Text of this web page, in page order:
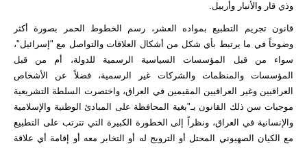
وذي قار والأنبار وأربيل.
قانون تجريم التطبيع بمواده العشر، رسم الخطوط الحمر بصورة أكثر
وضوحاً في ما يرتبط بأي شكل من أشكال العلاقات والتواصل مع "إسرائيل"،
سواء من قبل المؤسسات السياسية الرسمية للدولة، أم من قبل
المؤسسات والمنظمات والشركات غير الرسمية، فضلاً عن الأشخاص
العراقيين وغير العراقيين المقيمين في العراق، واختصرت السلطة التشريعية
موجبات سن ذلك القانون بـ"بغية المحافظة على المبادئ الوطنية والإسلامية
والإنسانية في العراق، ونظراً إلى الخطورة الكبيرة التي تترتب على التطبيع
مع الكيان الصهيوني المحتل أو الترويج له أو التخابر معه أو إقامة أي علاقة